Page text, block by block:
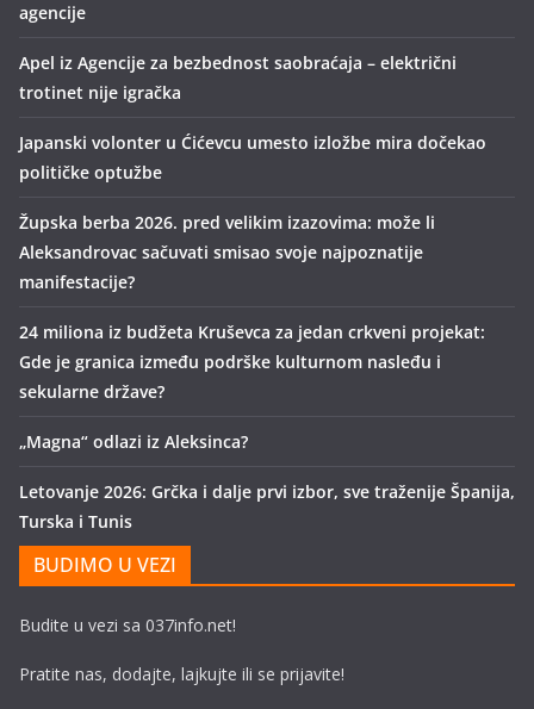
agencije
Apel iz Agencije za bezbednost saobraćaja – električni
trotinet nije igračka
Japanski volonter u Ćićevcu umesto izložbe mira dočekao
političke optužbe
Župska berba 2026. pred velikim izazovima: može li
Aleksandrovac sačuvati smisao svoje najpoznatije
manifestacije?
24 miliona iz budžeta Kruševca za jedan crkveni projekat:
Gde je granica između podrške kulturnom nasleđu i
sekularne države?
„Magna“ odlazi iz Aleksinca?
Letovanje 2026: Grčka i dalje prvi izbor, sve traženije Španija,
Turska i Tunis
BUDIMO U VEZI
Budite u vezi sa 037info.net!
Pratite nas, dodajte, lajkujte ili se prijavite!